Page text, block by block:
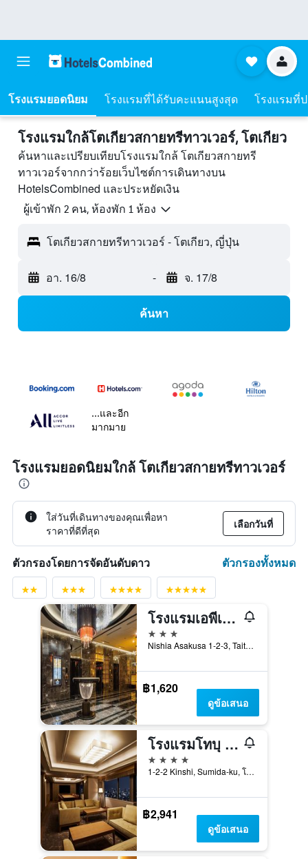
โรงแรมยอดนิยม โรงแรมที่ได้รับคะแนนสูงสุด โรงแรมที่
โรงแรมใกล้โตเกียวสกายทรีทาวเวอร์, โตเกียว
ค้นหาและเปรียบเทียบโรงแรมใกล้ โตเกียวสกายทรี
ทาวเวอร์จากกว่าร้อยเว็บไซต์การเดินทางบน
HotelsCombined และประหยัดเงิน
ผู้เข้าพัก 2 คน, ห้องพัก 1 ห้อง
โตเกียวสกายทรีทาวเวอร์ - โตเกียว, ญี่ปุ่น
อา. 16/8 - จ. 17/8
ค้นหา
...และอีก
มากมาย
โรงแรมยอดนิยมใกล้ โตเกียวสกายทรีทาวเวอร์
ใส่วันที่เดินทางของคุณเพื่อหา
ราคาที่ดีที่สุด
เลือกวันที่
ตัวกรองโดยการจัดอันดับดาว ตัวกรองทั้งหมด
โรงแรมเอพีเอ อาซากุสะ ทาวาระมาจิ เอกิมาเอะ
3 ดาว
Nishia Asakusa 1-2-3, Taito-ku, โตเกียว, ญี่ปุ่น
฿1,620
ดูข้อเสนอ
โรงแรมโทบุ เลอแวนท์ โตเกียว
4 ดาว
1-2-2 Kinshi, Sumida-ku, โตเกียว, ญี่ปุ่น
฿2,941
ดูข้อเสนอ